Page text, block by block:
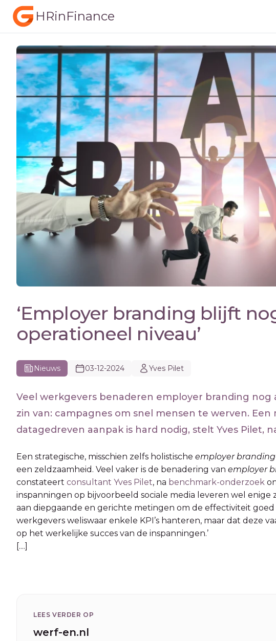
HRinFinance
‘Employer branding blijft
operationeel niveau’
Nieuws 03-12-2024 Yves Pilet
Veel werkgevers benaderen employer branding nog
zin van: campagnes om snel mensen te werven.
datagedreven aanpak is hard nodig, stelt Yves Pilet,
Een strategische, misschien zelfs holistische employer
een zeldzaamheid. Veel vaker is de benadering van employer
constateert consultant Yves Pilet, na benchmark-onderzoek
inspanningen op bijvoorbeeld sociale media leveren wel enige
aan diepgaande en gerichte metingen om de effectiviteit
werkgevers weliswaar enkele KPI’s hanteren, maar dat deze
op het werkelijke succes van de inspanningen.’
[....]
LEES VERDER OP
werf-en.nl